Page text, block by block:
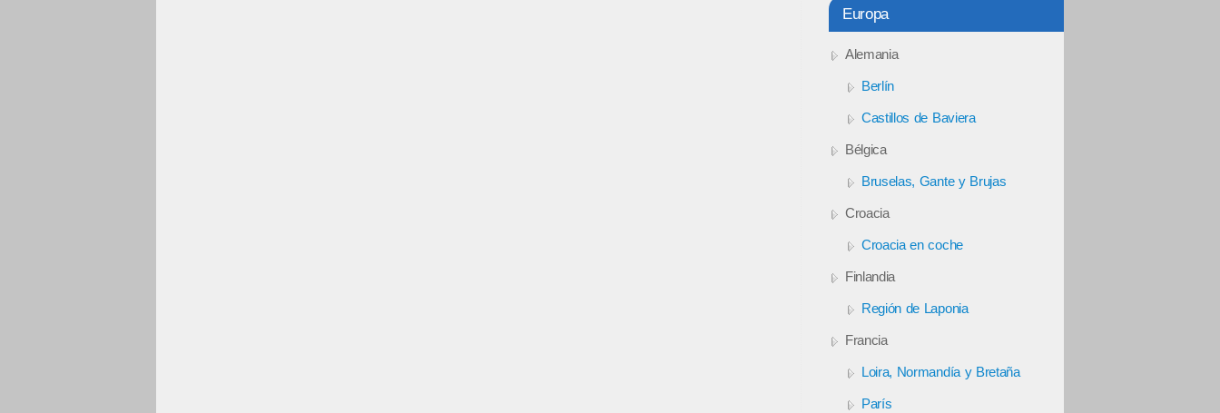
Europa
Alemania
Berlín
Castillos de Baviera
Bélgica
Bruselas, Gante y Brujas
Croacia
Croacia en coche
Finlandia
Región de Laponia
Francia
Loira, Normandía y Bretaña
París